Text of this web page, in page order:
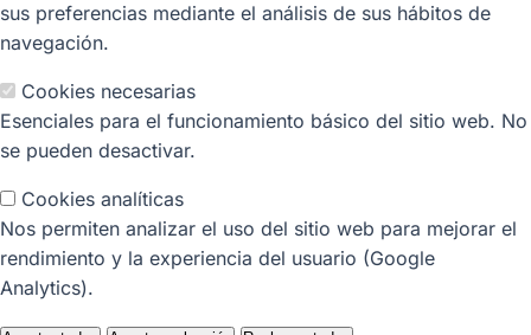
sus preferencias mediante el análisis de sus hábitos de
navegación.
Cookies necesarias
Esenciales para el funcionamiento básico del sitio web. No
se pueden desactivar.
Cookies analíticas
Nos permiten analizar el uso del sitio web para mejorar el
rendimiento y la experiencia del usuario (Google
Analytics).